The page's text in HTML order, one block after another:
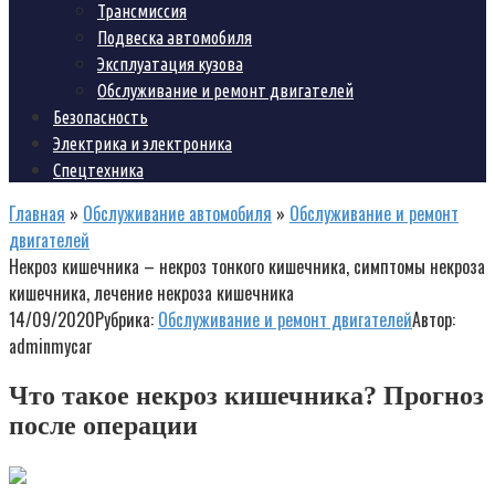
Трансмиссия
Подвеска автомобиля
Эксплуатация кузова
Обслуживание и ремонт двигателей
Безопасность
Электрика и электроника
Спецтехника
Главная » Обслуживание автомобиля » Обслуживание и ремонт
двигателей
Некроз кишечника – некроз тонкого кишечника, симптомы некроза
кишечника, лечение некроза кишечника
14/09/2020Рубрика: Обслуживание и ремонт двигателейАвтор:
adminmycar
Что такое некроз кишечника? Прогноз
после операции